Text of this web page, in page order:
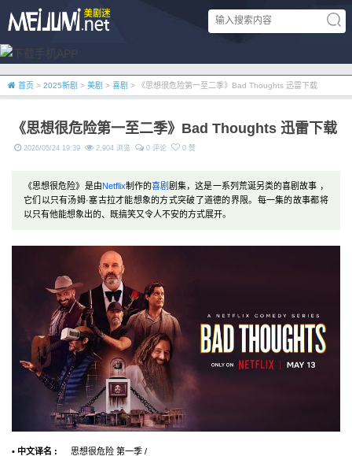
首页 > 2025新剧 > 美剧 > 喜剧 > 《思想很危险第一至二季》Bad Thoughts 迅雷下载
《思想很危险第一至二季》Bad Thoughts 迅雷下载
2026/05/24 19:39 2,904 浏览 0 评论 0 赞
《思想很危险》是由Netflix制作的喜剧剧集，这是一系列荒诞另类的喜剧故事 ，
它们以只有汤姆·塞古拉才能想象的方式突破了道德的界限。每一集的故事都将
以只有他能想象出的、既搞笑又令人不安的方式展开。
• 中文译名 :
思想很危险 第一季 /